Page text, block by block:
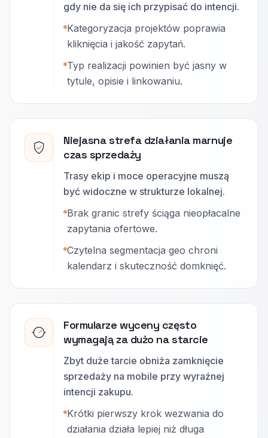
gdy nie da się ich przypisać do intencji.
Kategoryzacja projektów poprawia
kliknięcia i jakość zapytań.
Typ realizacji powinien być jasny w
tytule, opisie i linkowaniu.
Niejasna strefa działania marnuje
czas sprzedaży
Trasy ekip i moce operacyjne muszą
być widoczne w strukturze lokalnej.
Brak granic strefy ściąga nieopłacalne
zapytania ofertowe.
Czytelna segmentacja geo chroni
kalendarz i skuteczność domknięć.
Formularze wyceny często
wymagają za dużo na starcie
Zbyt duże tarcie obniża zamknięcie
sprzedaży na mobile przy wyraźnej
intencji zakupu.
Krótki pierwszy krok wezwania do
działania działa lepiej niż długa